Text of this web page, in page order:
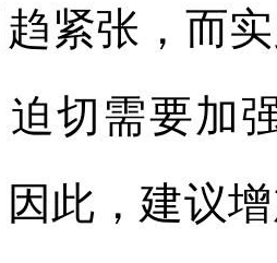
紧张，而
迫切需要加
此，建议